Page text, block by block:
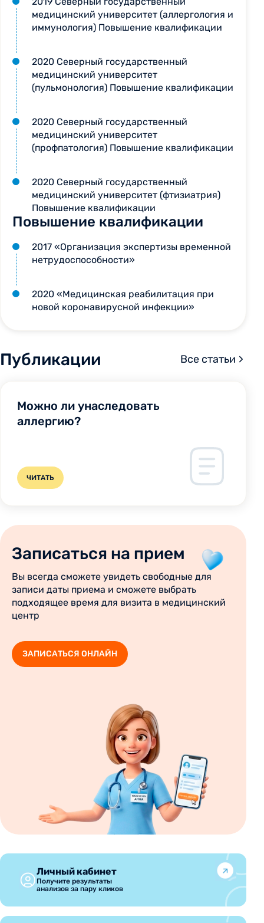
медицинский университет (аллергология и
иммунология) Повышение квалификации
2020 Северный государственный
медицинский университет
(пульмонология) Повышение квалификации
2020 Северный государственный
медицинский университет
(профпатология) Повышение квалификации
2020 Северный государственный
медицинский университет (фтизиатрия)
Повышение квалификации
Повышение квалификации
2017 «Организация экспертизы временной
нетрудоспособности»
2020 «Медицинская реабилитация при
новой коронавирусной инфекции»
Публикации Все статьи
Можно ли унаследовать
аллергию?
ЧИТАТЬ
Записаться на прием
Вы всегда сможете увидеть свободные для
записи даты приема и сможете выбрать
подходящее время для визита в медицинский
центр
ЗАПИСАТЬСЯ ОНЛАЙН
Личный кабинет
Получите результаты
анализов за пару кликов